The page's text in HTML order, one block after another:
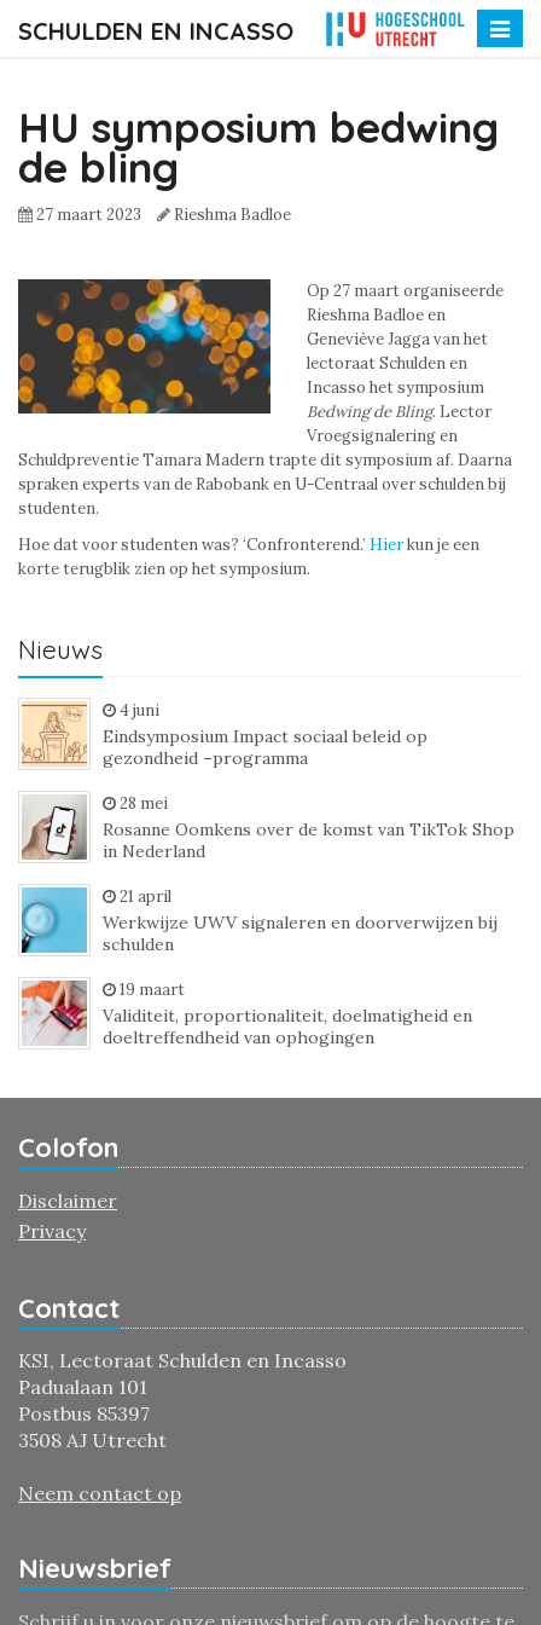
SCHULDEN EN INCASSO
Toggle
HU symposium bedwing
de bling
27 maart 2023 Rieshma Badloe
Op 27 maart organiseerde
Rieshma Badloe en
Geneviève Jagga van het
lectoraat Schulden en
Incasso het symposium
Bedwing de Bling. Lector
Vroegsignalering en
Schuldpreventie Tamara Madern trapte dit symposium af. Daarna
spraken experts van de Rabobank en U-Centraal over schulden bij
studenten.
Hoe dat voor studenten was? ‘Confronterend.’ Hierkun je een
korte terugblik zien op het symposium.
Nieuws
4 juni
Eindsymposium Impact sociaal beleid op
gezondheid –programma
28 mei
Rosanne Oomkens over de komst van TikTok Shop
in Nederland
21 april
Werkwijze UWV signaleren en doorverwijzen bij
schulden
19 maart
Validiteit, proportionaliteit, doelmatigheid en
doeltreffendheid van ophogingen
Colofon
Disclaimer
Privacy
Contact
KSI, Lectoraat Schulden en Incasso
Padualaan 101
Postbus 85397
3508 AJ Utrecht
Neem contact op
Nieuwsbrief